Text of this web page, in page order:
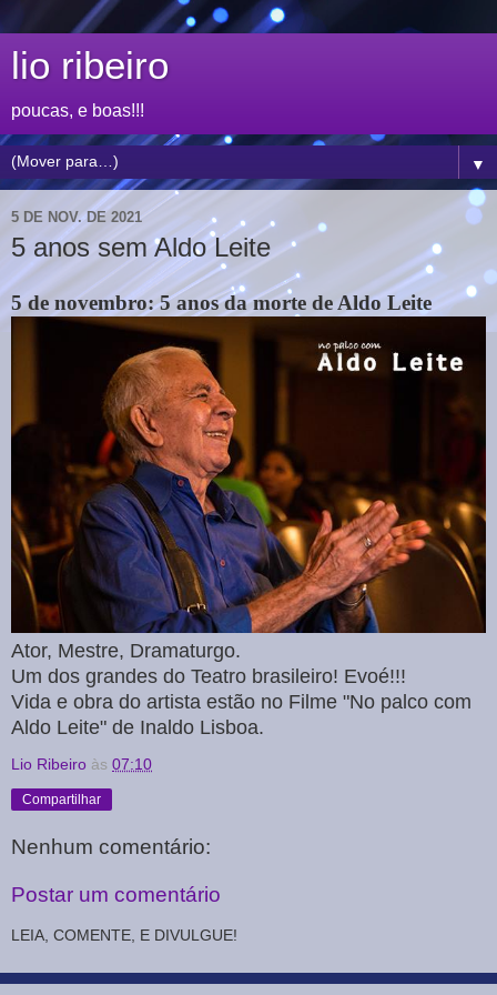
lio ribeiro
poucas, e boas!!!
▼
5 DE NOV. DE 2021
5 anos sem Aldo Leite
5 de novembro: 5 anos da morte de Aldo Leite
Ator, Mestre, Dramaturgo.
Um dos grandes do Teatro brasileiro! Evoé!!!
Vida e obra do artista estão no Filme "No palco com
Aldo Leite" de Inaldo Lisboa.
Lio Ribeiro às 07:10
Compartilhar
Nenhum comentário:
Postar um comentário
LEIA, COMENTE, E DIVULGUE!